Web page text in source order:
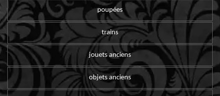
poupées
trains
jouets anciens
objets anciens